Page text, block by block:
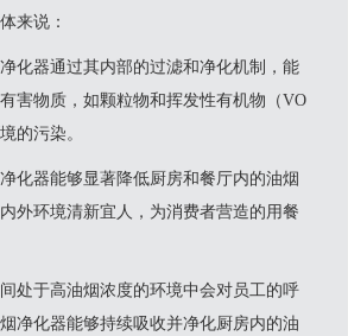
来说：
化器通过其内部的过滤和净化机制，能
害物质，如颗粒物和挥发性有机物（VO
的污染‌。
化器能够显著降低厨房和餐厅内的油烟
外环境清新宜人，为消费者营造的用餐
处于高油烟浓度的环境中会对员工的呼
净化器能够持续吸收并净化厨房内的油